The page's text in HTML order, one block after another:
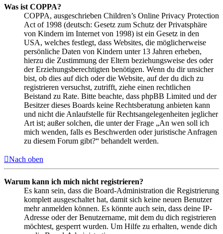
Was ist COPPA?
COPPA, ausgeschrieben Children’s Online Privacy Protection
Act of 1998 (deutsch: Gesetz zum Schutz der Privatsphäre
von Kindern im Internet von 1998) ist ein Gesetz in den
USA, welches festlegt, dass Websites, die möglicherweise
persönliche Daten von Kindern unter 13 Jahren erheben,
hierzu die Zustimmung der Eltern beziehungsweise des oder
der Erziehungsberechtigten benötigen. Wenn du dir unsicher
bist, ob dies auf dich oder die Website, auf der du dich zu
registrieren versuchst, zutrifft, ziehe einen rechtlichen
Beistand zu Rate. Bitte beachte, dass phpBB Limited und der
Besitzer dieses Boards keine Rechtsberatung anbieten kann
und nicht die Anlaufstelle für Rechtsangelegenheiten jeglicher
Art ist; außer solchen, die unter der Frage „An wen soll ich
mich wenden, falls es Beschwerden oder juristische Anfragen
zu diesem Forum gibt?“ behandelt werden.
Nach oben
Warum kann ich mich nicht registrieren?
Es kann sein, dass die Board-Administration die Registrierung
komplett ausgeschaltet hat, damit sich keine neuen Benutzer
mehr anmelden können. Es könnte auch sein, dass deine IP-
Adresse oder der Benutzername, mit dem du dich registrieren
möchtest, gesperrt wurden. Um Hilfe zu erhalten, wende dich